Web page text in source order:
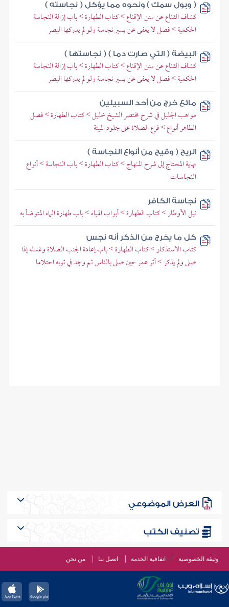
( وبول سمك ) ونحوه مما يؤكل ( نجاسته )
كشاف القناع عن متن الإقناع > كتاب الطهارة > باب إزالة النجاسة
الحكمية > فصل لا يعفى عن يسير نجاسة ولو لم يدركها البصر
البيضة ( التي صارت دما ) ( نجاستها )
كشاف القناع عن متن الإقناع > كتاب الطهارة > باب إزالة النجاسة
الحكمية > فصل لا يعفى عن يسير نجاسة ولو لم يدركها البصر
مائع خرج من أحد السبيلين
مواهب الجليل في شرح مختصر الشيخ خليل > كتاب الطهارة > فصل
الطاهر أنواع > فرع الصلاة على جلود الميتة
الريح ( وقيح من أنواع النجاسة )
نهاية المحتاج إلى شرح المنهاج > كتاب الطهارة > باب النجاسة > أنواع
النجاسات
نجاسة الكافر
نيل الأوطار > كتاب الطهارة > أبواب المياه > باب طهارة الماء المتوضأ به
كل ما يخرج من الذكر أنه نجس
كتاب الاستذكار > كتاب الطهارة > باب إعادة الجنب الصلاة وغسله إذا
صلى ولم يذكر > أثر عمر حين صلى بالناس ثم وجد في ثوبه احتلاما
العرض الموضوعي
تصنيف الكتب
وثيقة الخصوصية اتفاقية الخدمة اتصل بنا من نحن